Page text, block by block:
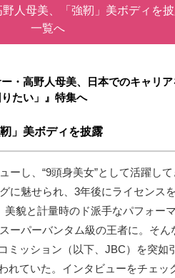
人母美、「強靭」美ボディを
一覧へ
・高野人母美、日本でのキャリ
たい」』特集へ
」美ボディを披露
ーし、“9頭身美女”として活躍し
に魅せられ、3年後にライセンス
美貌と計量時のド派手なパフォー
ーパーバンタム級の王者に。そん
ミッション（以下、JBC）を突如
れていた。インタビューをチェッ